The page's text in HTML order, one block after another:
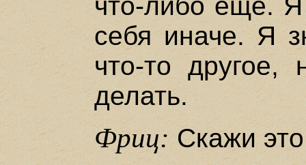
что-либо еще.
себя иначе. Я
что-то
делать.
Фриц:Скажи